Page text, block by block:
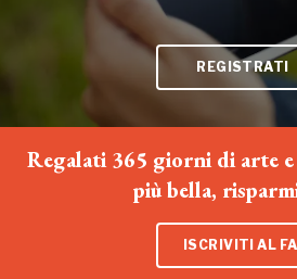
REGISTRATI
Regalati 365 giorni di arte
più bella,
ISCRIVITI AL FAI